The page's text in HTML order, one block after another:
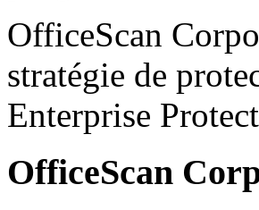
OfficeScan
stratégie de
Enterprise
OfficeScan